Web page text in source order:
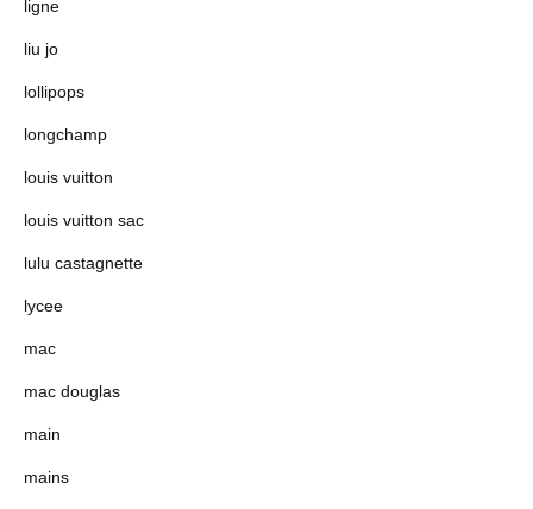
ligne
liu jo
lollipops
longchamp
louis vuitton
louis vuitton sac
lulu castagnette
lycee
mac
mac douglas
main
mains